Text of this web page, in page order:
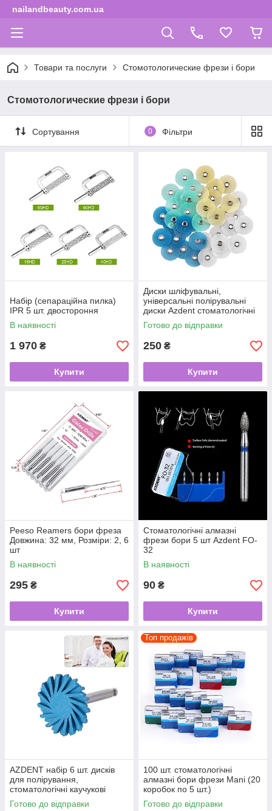
nailandbeauty.com.ua
Товари та послуги Стомотологические фрези і бори
Стомотологические фрези і бори
Сортування 0 Фільтри
Набір (сепараційна пилка)
IPR 5 шт. двостороння
В наявності
1 970 ₴
Купити
Диски шліфувальні,
універсальні полірувальні
диски Azdent стоматологічні
40 шт.
Готово до відправки
250 ₴
Купити
Peeso Reamers бори фреза
Довжина: 32 мм, Розміри: 2, 6
шт
В наявності
295 ₴
Купити
Стоматологічні алмазні
фрези бори 5 шт Azdent FO-
32
В наявності
90 ₴
Купити
AZDENT набір 6 шт. дисків
для полірування,
стоматологічні каучукові
полірувальники
Готово до відправки
Топ продажів
100 шт. стоматологічні
алмазні бори фрези Mani (20
коробок по 5 шт.)
Готово до відправки